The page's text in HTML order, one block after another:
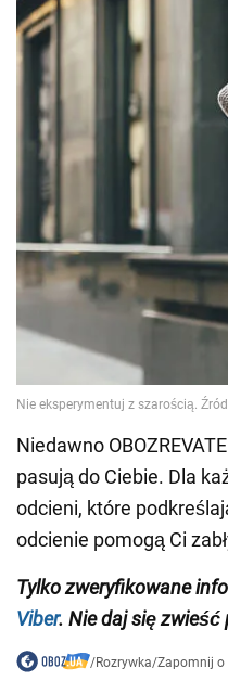
Niedawno
pasują do Ciebie. Dla
odcieni, które
odcienie pomogą Ci
Tylkozweryfikowane
Viber. Nie daj się zwieść
/Rozrywka/Zapomnij o